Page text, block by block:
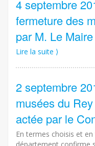
4 septembre
fermeture des
par M. Le
Lire la suite ⟩
2 septembre
musées du
actée par le
En termes choisis et
département confirme